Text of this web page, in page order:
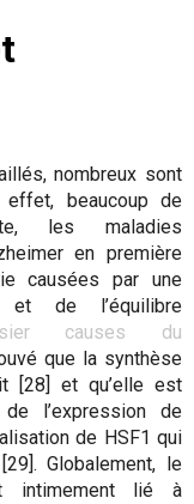
nombreux sont
effet, beaucoup de
les maladies
en première
causées par une
et de l’équilibre
causes du
que la synthèse
[28] et qu’elle est
l’expression de
de HSF1 qui
Globalement, le
intimement lié à